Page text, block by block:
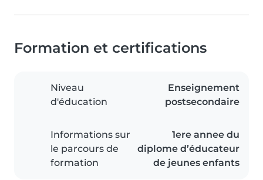
Formation et certifications
Niveau
d'éducation
Enseignement
postsecondaire
Informations sur
le parcours de
formation
1ere annee du
diplome d’éducateur
de jeunes enfants